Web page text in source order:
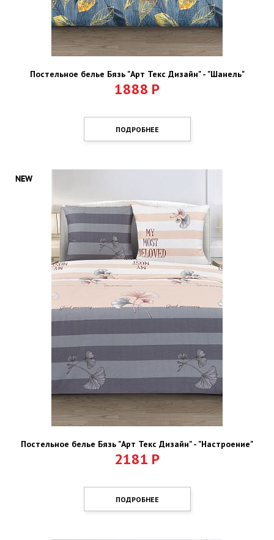
Постельное белье Бязь "Арт Текс Дизайн" - "Шанель"
1888 Р
ПОДРОБНЕЕ
Постельное белье Бязь "Арт Текс Дизайн" - "Настроение"
2181 Р
ПОДРОБНЕЕ